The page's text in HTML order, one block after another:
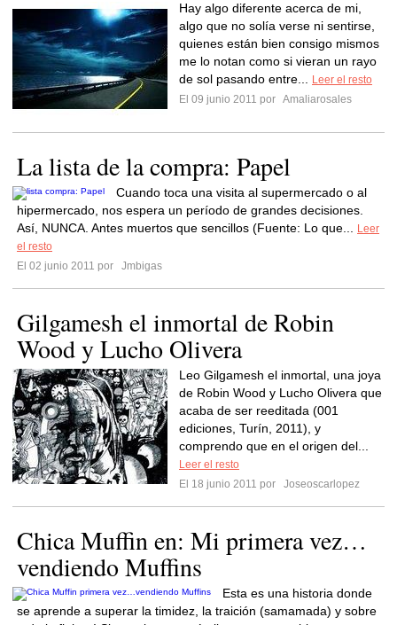
Hay algo diferente acerca de mi,
algo que no solía verse ni sentirse,
quienes están bien consigo mismos
me lo notan como si vieran un rayo
de sol pasando entre...
Leer el resto
El 09 junio 2011 por Amaliarosales
La lista de la compra: Papel
Cuando toca una visita al supermercado o al
hipermercado, nos espera un período de grandes decisiones.
Así, NUNCA. Antes muertos que sencillos (Fuente: Lo que...
Leer
el resto
El 02 junio 2011 por
Jmbigas
Gilgamesh el inmortal de Robin
Wood y Lucho Olivera
Leo Gilgamesh el inmortal, una joya
de Robin Wood y Lucho Olivera que
acaba de ser reeditada (001
ediciones, Turín, 2011), y
comprendo que en el origen del...
Leer el resto
El 18 junio 2011 por
Joseoscarlopez
Chica Muffin en: Mi primera vez…
vendiendo Muffins
Esta es una historia donde
se aprende a superar la timidez, la traición (samamada) y sobre